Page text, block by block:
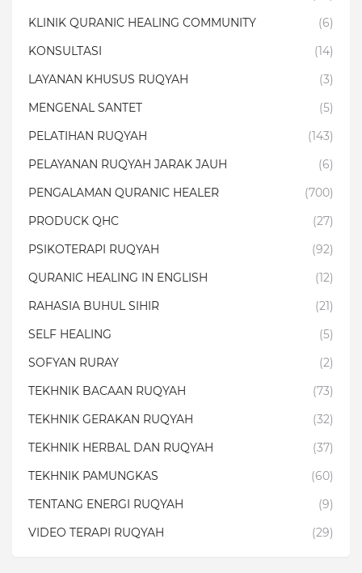
KLINIK QURANIC HEALING COMMUNITY
(6)
KONSULTASI
(14)
LAYANAN KHUSUS RUQYAH
(3)
MENGENAL SANTET
(5)
PELATIHAN RUQYAH
(143)
PELAYANAN RUQYAH JARAK JAUH
(6)
PENGALAMAN QURANIC HEALER
(700)
PRODUCK QHC
(27)
PSIKOTERAPI RUQYAH
(92)
QURANIC HEALING IN ENGLISH
(12)
RAHASIA BUHUL SIHIR
(21)
SELF HEALING
(5)
SOFYAN RURAY
(2)
TEKHNIK BACAAN RUQYAH
(73)
TEKHNIK GERAKAN RUQYAH
(32)
TEKHNIK HERBAL DAN RUQYAH
(37)
TEKHNIK PAMUNGKAS
(60)
TENTANG ENERGI RUQYAH
(9)
VIDEO TERAPI RUQYAH
(29)